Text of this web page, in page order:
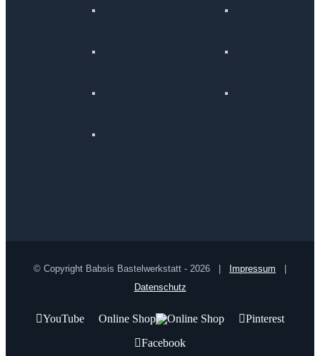
© Copyright Babsis Bastelwerkstatt - 2026 | Impressum
Datenschutz
YouTube Online Shop
Pinterest
Facebook